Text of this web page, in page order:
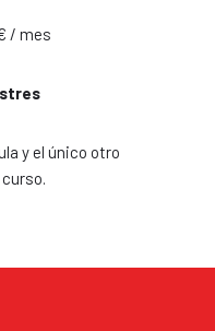
/ mes
y el único otro